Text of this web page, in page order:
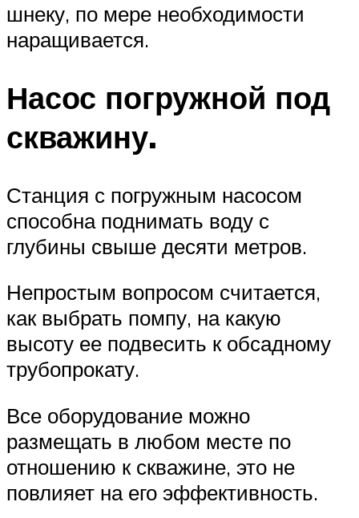
шнеку, по мере необходимости
наращивается.
Насос погружной под
скважину.
Станция с погружным насосом
способна поднимать воду с
глубины свыше десяти метров.
Непростым вопросом считается,
как выбрать помпу, на какую
высоту ее подвесить к обсадному
трубопрокату.
Все оборудование можно
размещать в любом месте по
отношению к скважине, это не
повлияет на его эффективность.